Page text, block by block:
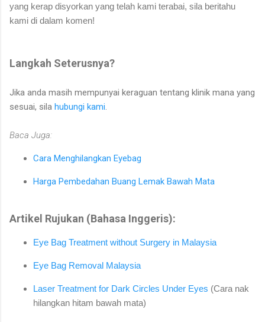
yang kerap disyorkan yang telah kami terabai, sila beritahu
kami di dalam komen!
Langkah Seterusnya?
Jika anda masih mempunyai keraguan tentang klinik mana yang
sesuai, sila hubungi kami
Baca Juga:
Cara Menghilangkan Eyebag
Harga Pembedahan Buang Lemak Bawah Mata
Artikel Rujukan (Bahasa Inggeris):
Eye Bag Treatment without Surgery in Malaysia
Eye Bag Removal Malaysia
Laser Treatment for Dark Circles Under Eyes (Cara nak
hilangkan hitam bawah mata)